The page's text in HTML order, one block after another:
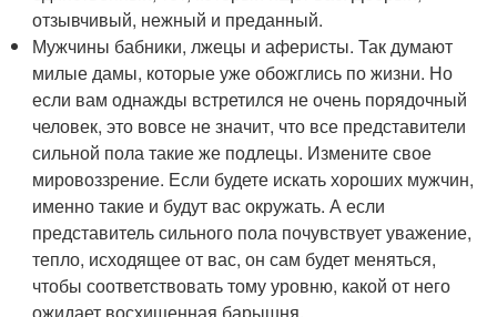
отзывчивый, нежный и преданный.
Мужчины бабники, лжецы и аферисты. Так думают
милые дамы, которые уже обожглись по жизни. Но
если вам однажды встретился не очень порядочный
человек, это вовсе не значит, что все представители
сильной пола такие же подлецы. Измените свое
мировоззрение. Если будете искать хороших мужчин,
именно такие и будут вас окружать. А если
представитель сильного пола почувствует уважение,
тепло, исходящее от вас, он сам будет меняться,
чтобы соответствовать тому уровню, какой от него